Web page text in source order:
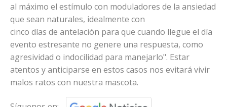
al máximo el estímulo con moduladores de la ansiedad
que sean naturales, idealmente con
cinco días de antelación para que cuando llegue el día
evento estresante no genere una respuesta, como
agresividad o indocilidad para manejarlo". Estar
atentos y anticiparse en estos casos nos evitará vivir
malos ratos con nuestra mascota.